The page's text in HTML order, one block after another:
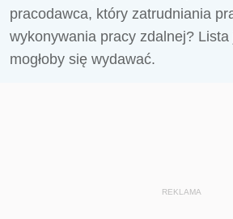
pracodawca, który zatrudniania
wykonywania pracy zdalnej? Lista
mogłoby się wydawać.
REKLAMA